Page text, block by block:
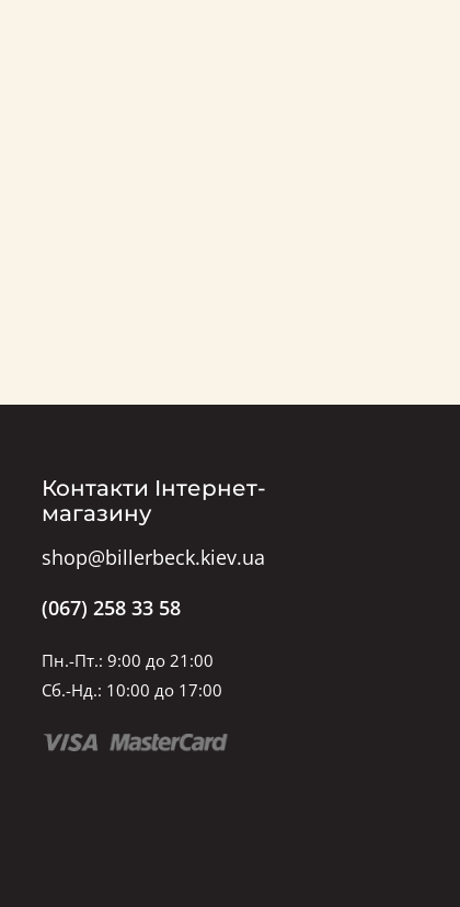
Контакти Інтернет-
магазину
shop@billerbeck.kiev.ua
(067) 258 33 58
Пн.-Пт.: 9:00 до 21:00
Сб.-Нд.: 10:00 до 17:00